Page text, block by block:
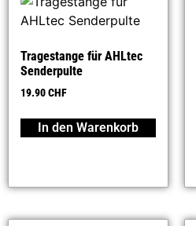
Tragestange für AHLtec
Senderpulte
19.90CHF
In den Warenkorb